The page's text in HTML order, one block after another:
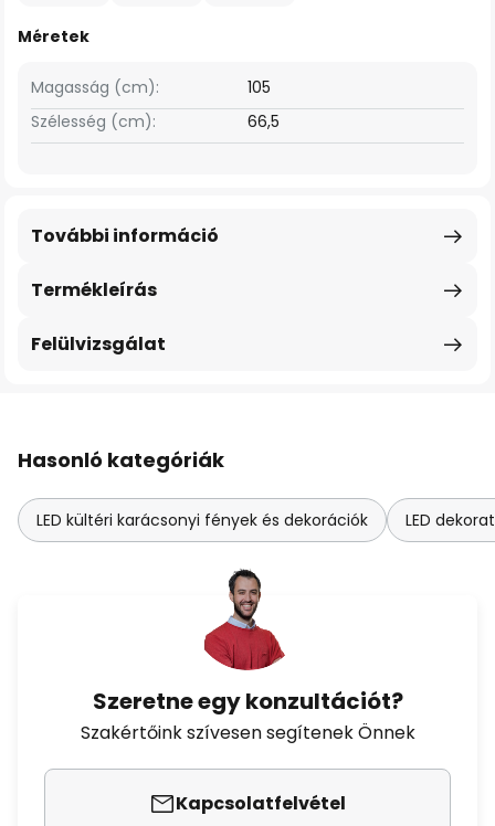
Méretek
Szélesség (cm): 66,5
Magasság (cm): 105
Termékleírás
További információ
Felülvizsgálat
Hasonló kategóriák
LED kültéri karácsonyi fények és dekorációk LED
Szeretne egy konzultációt?
Szakértőink szívesen segítenek Önnek
Kapcsolatfelvétel